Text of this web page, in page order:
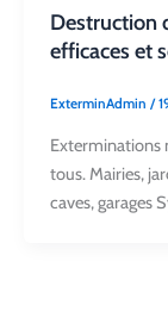
Destruction
efficaces et
ExterminAdmin /
Exterminations
tous. Mairies,
caves, garages